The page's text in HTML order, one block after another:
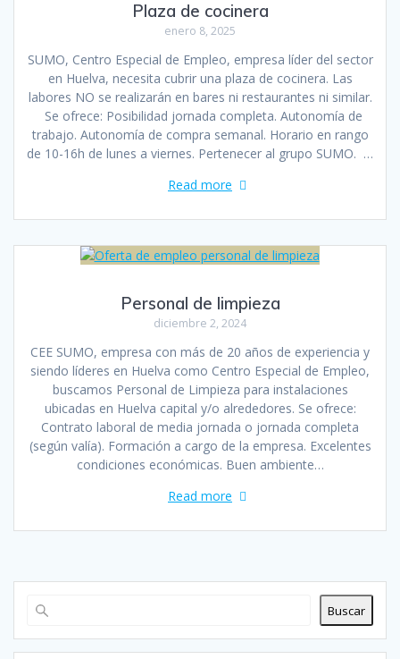
Plaza de cocinera
enero 8, 2025
SUMO, Centro Especial de Empleo, empresa líder del sector
en Huelva, necesita cubrir una plaza de cocinera. Las
labores NO se realizarán en bares ni restaurantes ni similar.
Se ofrece: Posibilidad jornada completa. Autonomía de
trabajo. Autonomía de compra semanal. Horario en rango
de 10-16h de lunes a viernes. Pertenecer al grupo SUMO. …
Read more
Personal de limpieza
diciembre 2, 2024
CEE SUMO, empresa con más de 20 años de experiencia y
siendo líderes en Huelva como Centro Especial de Empleo,
buscamos Personal de Limpieza para instalaciones
ubicadas en Huelva capital y/o alrededores. Se ofrece:
Contrato laboral de media jornada o jornada completa
(según valía). Formación a cargo de la empresa. Excelentes
condiciones económicas. Buen ambiente…
Read more
Buscar